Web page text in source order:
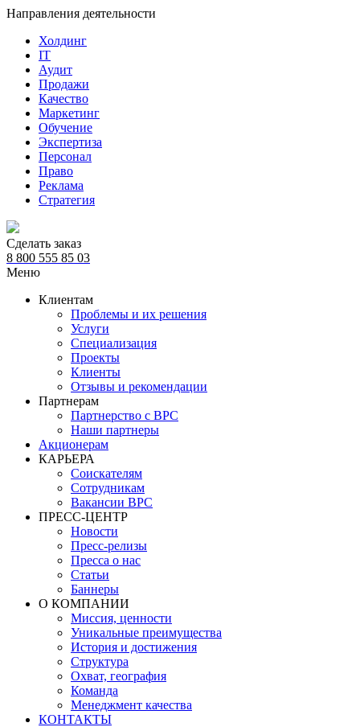
Направления деятельности
Холдинг
IT
Аудит
Продажи
Качество
Маркетинг
Обучение
Экспертиза
Персонал
Право
Реклама
Стратегия
Сделать заказ
8 800 555 85 03
Меню
Клиентам
Проблемы и их решения
Услуги
Специализация
Проекты
Клиенты
Отзывы и рекомендации
Партнерам
Партнерство с BPC
Наши партнеры
Акционерам
КАРЬЕРА
Соискателям
Сотрудникам
Вакансии BPC
ПРЕСС-ЦЕНТР
Новости
Пресс-релизы
Пресса о нас
Статьи
Баннеры
О КОМПАНИИ
Миссия, ценности
Уникальные преимущества
История и достижения
Структура
Охват, география
Команда
Менеджмент качества
КОНТАКТЫ